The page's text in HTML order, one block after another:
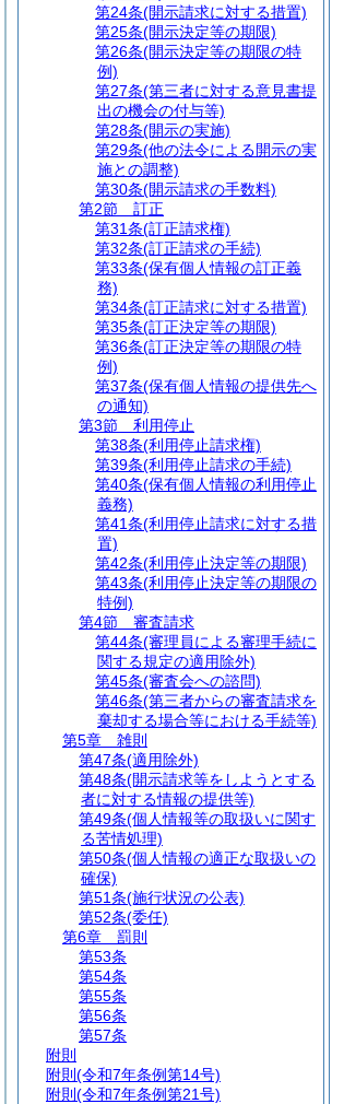
第24条(開示請求に対する措置)
第25条(開示決定等の期限)
第26条(開示決定等の期限の特
例)
第27条(第三者に対する意見書提
出の機会の付与等)
第28条(開示の実施)
第29条(他の法令による開示の実
施との調整)
第30条(開示請求の手数料)
第2節
訂正
第31条(訂正請求権)
第32条(訂正請求の手続)
第33条(保有個人情報の訂正義
務)
第34条(訂正請求に対する措置)
第35条(訂正決定等の期限)
第36条(訂正決定等の期限の特
例)
第37条(保有個人情報の提供先へ
の通知)
第3節
利用停止
第38条(利用停止請求権)
第39条(利用停止請求の手続)
第40条(保有個人情報の利用停止
義務)
第41条(利用停止請求に対する措
置)
第42条(利用停止決定等の期限)
第43条(利用停止決定等の期限の
特例)
第4節
審査請求
第44条(審理員による審理手続に
関する規定の適用除外)
第45条(審査会への諮問)
第46条(第三者からの審査請求を
棄却する場合等における手続等)
第5章
雑則
第47条(適用除外)
第48条(開示請求等をしようとする
者に対する情報の提供等)
第49条(個人情報等の取扱いに関す
る苦情処理)
第50条(個人情報の適正な取扱いの
確保)
第51条(施行状況の公表)
第52条(委任)
第6章
罰則
第53条
第54条
第55条
第56条
第57条
附則
附則 (令和7年条例第14号)
附則 (令和7年条例第21号)